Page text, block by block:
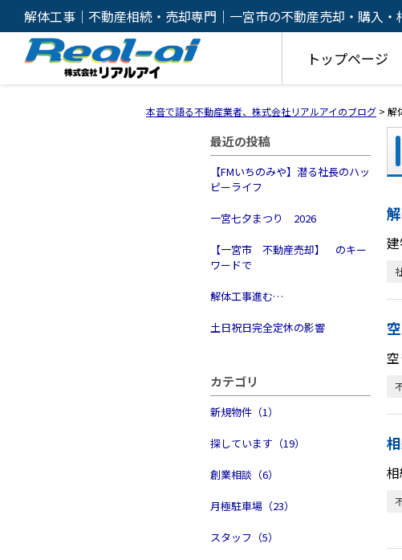
解体工事｜不動産相続・売却専門｜一宮市の不動産売却・購入
ルアイ
トップページ
本音で語る不動産業者、株式会社リアルアイのブログ > 解
最近の投稿
【FMいちのみや】潜る社長のハッ
ピーライフ
一宮七夕まつり 2026
【一宮市 不動産売却】 のキー
ワードで
解体工事進む…
土日祝日完全定休の影響
カテゴリ
新規物件（1）
探しています（19）
創業相談（6）
月極駐車場（23）
スタッフ（5）